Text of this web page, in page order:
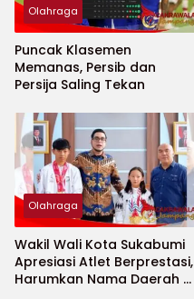
Olahraga
Puncak Klasemen
Memanas, Persib dan
Persija Saling Tekan
Olahraga
Wakil Wali Kota Sukabumi
Apresiasi Atlet Berprestasi,
Harumkan Nama Daerah di